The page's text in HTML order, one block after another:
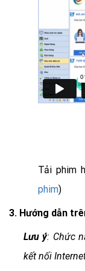
Tải phim
phim)
3. Hướng dẫn
Lưu ý: Chức
kết nối